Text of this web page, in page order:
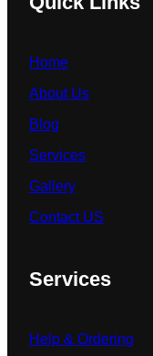
Home
About Us
Blog
Services
Gallery
Contact US
Services
Help & Ordering